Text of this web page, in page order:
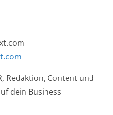
Redaktion, Content und
dein Business